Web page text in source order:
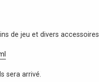
de jeu et divers accessoires.
sera arrivé.